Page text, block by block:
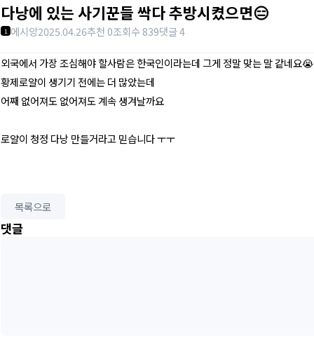
다낭에 있는 사기꾼들 싹다 추방시켰으면😑
1 에시앙2025.04.26추천 0조회수 839댓글 4
외국에서 가장 조심해야 할사람은 한국인이라는데 그게 정말 맞는 말 같네요😭
황제로얄이 생기기 전에는 더 많았는데
어째 없어져도 없어져도 계속 생겨날까요
로얄이 청정 다낭 만들거라고 믿습니다 ㅜㅜ
목록으로
댓글